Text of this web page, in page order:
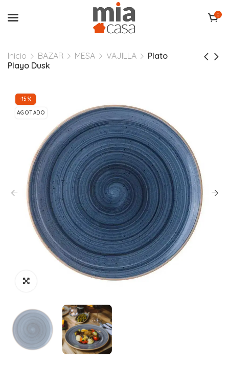
0
Inicio BAZAR MESA VAJILLA
Plato
Playo Dusk
-15%
AGOTADO